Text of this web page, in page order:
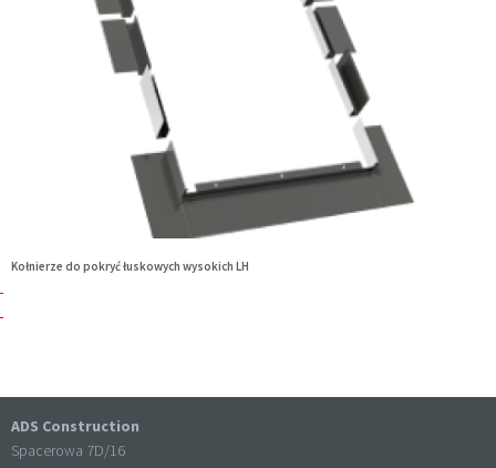
Kołnierze do pokryć łuskowych wysokich LH
ADS Construction
Spacerowa 7D/16